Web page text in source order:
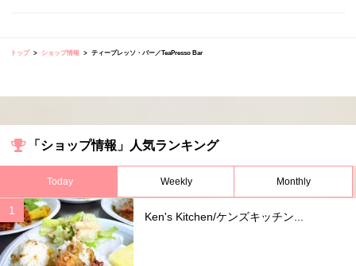
トップ ショップ情報 ティープレッソ・バー／TeaPresso Bar
「ショップ情報」人気ランキング
Today Weekly Monthly
Ken's Kitchen/ケンズキッチン...